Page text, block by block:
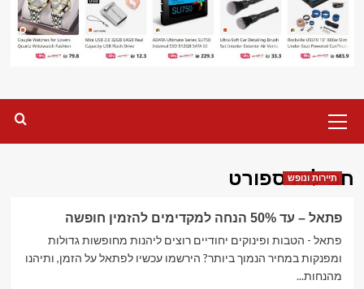
Menu
חבילות ספורט
תיירות ונופש
פתאל – עד 50% הנחה למקדימים להזמין חופשה
פתאל - הטבות ופינוקים יחודיים רוצים ליהנות מחופשות גדולות
ומפנקות במחיר הנמוך ביותר? הירשמו עכשיו לפתאל על הזמן, ותיהנו
מהנחות...